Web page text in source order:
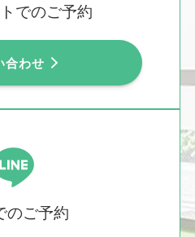
でのご予約
合わせ
のご予約